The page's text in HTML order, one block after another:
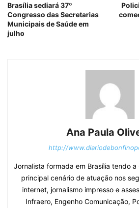
Brasília sediará 37º
Congresso das Secretarias
Municipais de Saúde em
julho
Ana Paula
http://
Jornalista formada em Brasília tendo
principal cenário de atuação nos
internet, jornalismo impresso e
Infraero, Engenho Comunicação,